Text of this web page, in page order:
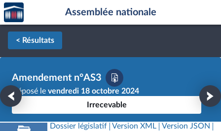
Aller au contenu
Aller en bas de la page
Accèder
à la
page
d'accueil
Assemblée nationale
< Résultats
Amendement n°AS3
Déposé le vendredi 18 octobre 2024
Irrecevable
Dossier législatif Version XML
Version JSON